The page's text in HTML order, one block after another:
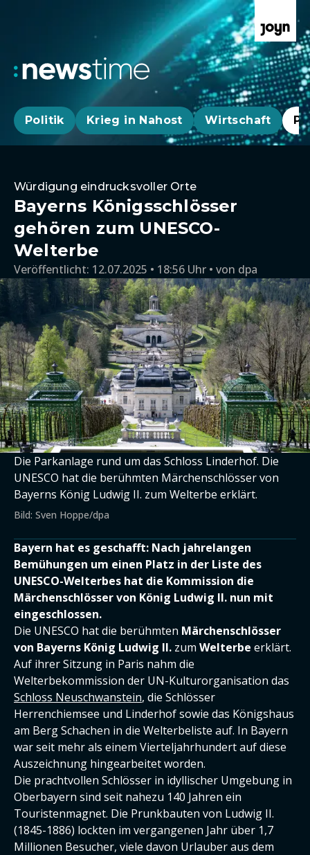
Politik Krieg in Nahost Wirtschaft
Würdigung eindrucksvoller Orte
Bayerns Königsschlösser
gehören zum UNESCO-
Welterbe
Veröffentlicht: 12.07.2025 • 18:56 Uhr von dpa
Die Parkanlage rund um das Schloss Linderhof. Die
UNESCO hat die berühmten Märchenschlösser von
Bayerns König Ludwig II. zum Welterbe erklärt.
Bild: Sven Hoppe/dpa
Bayern hat es geschafft: Nach jahrelangen
Bemühungen um einen Platz in der Liste des
UNESCO-Welterbes hat die Kommission die
Märchenschlösser von König Ludwig II. nun mit
eingeschlossen.
Die UNESCO hat die berühmten Märchenschlösser
von Bayerns König Ludwig II. zum Welterbe erklärt.
Auf ihrer Sitzung in Paris nahm die
Welterbekommission der UN-Kulturorganisation das
Schloss Neuschwanstein, die Schlösser
Herrenchiemsee und Linderhof sowie das Königshaus
am Berg Schachen in die Welterbeliste auf. In Bayern
war seit mehr als einem Vierteljahrhundert auf diese
Auszeichnung hingearbeitet worden.
Die prachtvollen Schlösser in idyllischer Umgebung in
Oberbayern sind seit nahezu 140 Jahren ein
Touristenmagnet. Die Prunkbauten von Ludwig II.
(1845-1886) lockten im vergangenen Jahr über 1,7
Millionen Besucher, viele davon Urlauber aus dem